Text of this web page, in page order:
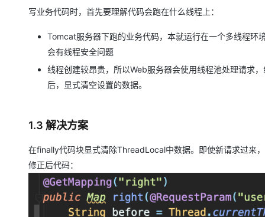
写业务代码时，首先要理解代码会跑在什么线程上：
Tomcat服务器下跑的业务代码，本就运行在一个多线程环
会有线程安全问题
线程创建较昂贵，所以Web服务器会使用线程池处理请求
后，显式清空设置的数据。
1.3 解决方案
在finally代码块显式清除ThreadLocal中数据。即使新请求过来
修正后代码：